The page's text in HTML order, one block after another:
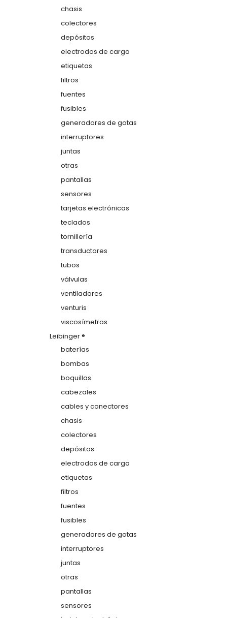
chasis
colectores
depósitos
electrodos de carga
etiquetas
filtros
fuentes
fusibles
generadores de gotas
interruptores
juntas
otras
pantallas
sensores
tarjetas electrónicas
teclados
tornillería
transductores
tubos
válvulas
ventiladores
venturis
viscosímetros
Leibinger ®
baterías
bombas
boquillas
cabezales
cables y conectores
chasis
colectores
depósitos
electrodos de carga
etiquetas
filtros
fuentes
fusibles
generadores de gotas
interruptores
juntas
otras
pantallas
sensores